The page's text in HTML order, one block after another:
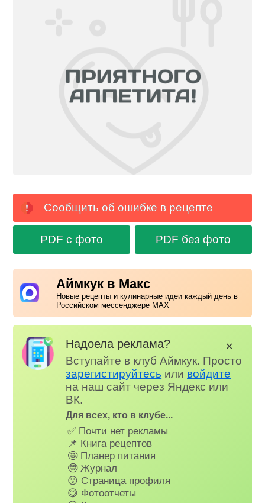
Сообщить об ошибке в рецепте
PDF с фото PDF без фото
Аймкук в Макс
Новые рецепты и кулинарные идеи каждый день в
Российском мессенджере MAX
Надоела реклама?
Вступайте в клуб Аймкук. Просто
зарегистируйтесь или войдите
на наш сайт через Яндекс или
ВК.
Для всех, кто в клубе...
✅ Почти нет рекламы
📌 Книга рецептов
🤩 Планер питания
🤓 Журнал
😗 Страница профиля
😋 Фотоотчеты
✕